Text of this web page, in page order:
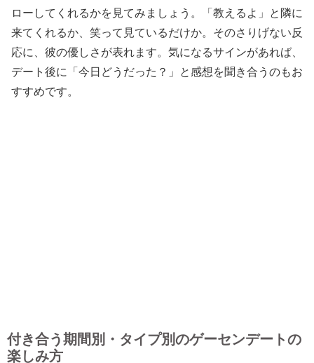
ローしてくれるかを見てみましょう。「教えるよ」と隣に
来てくれるか、笑って見ているだけか。そのさりげない反
応に、彼の優しさが表れます。気になるサインがあれば、
デート後に「今日どうだった？」と感想を聞き合うのもお
すすめです。
付き合う期間別・タイプ別のゲーセンデートの
楽しみ方